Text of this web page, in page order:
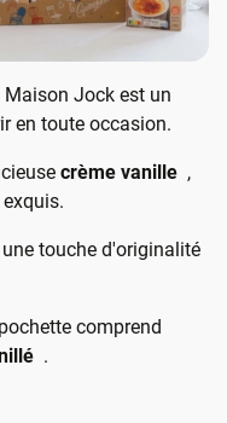
Jock est un
en toute occasion.
crème vanille ,
touche d'originalité
comprend
.